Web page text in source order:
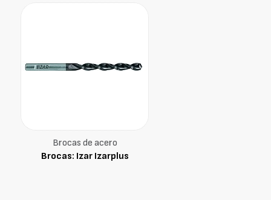
Brocas de acero
Brocas: Izar Izarplus